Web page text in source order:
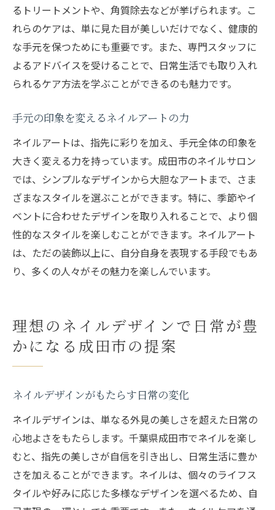
るトリートメントや、角質除去などが挙げられます。こ
れらのケアは、単に見た目が美しいだけでなく、健康的
な手元を保つためにも重要です。また、専門スタッフに
よるアドバイスを受けることで、日常生活でも取り入れ
られるケア方法を学ぶことができるのも魅力です。
手元の印象を変えるネイルアートの力
ネイルアートは、指先に彩りを加え、手元全体の印象を
大きく変える力を持っています。成田市のネイルサロン
では、シンプルなデザインから大胆なアートまで、さま
ざまなスタイルを選ぶことができます。特に、季節やイ
ベントに合わせたデザインを取り入れることで、より個
性的なスタイルを楽しむことができます。ネイルアート
は、ただの装飾以上に、自分自身を表現する手段でもあ
り、多くの人々がその魅力を楽しんでいます。
理想のネイルデザインで日常が豊
かになる成田市の提案
ネイルデザインがもたらす日常の変化
ネイルデザインは、単なる外見の美しさを超えた日常の
心地よさをもたらします。千葉県成田市でネイルを楽し
むと、指先の美しさが自信を引き出し、日常生活に豊か
さを加えることができます。ネイルは、個々のライフス
タイルや好みに応じた多様なデザインを選べるため、自